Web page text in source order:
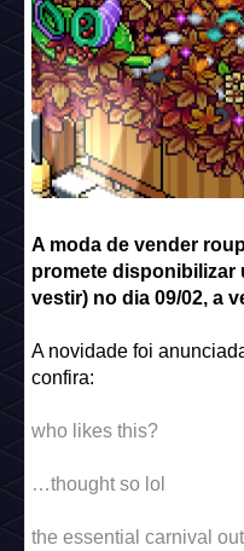
A moda de vender
promete disponibilizar
vestir) no dia 09/02, a
A novidade foi
confira:
who likes this?
…thought so lol
the essential carnival